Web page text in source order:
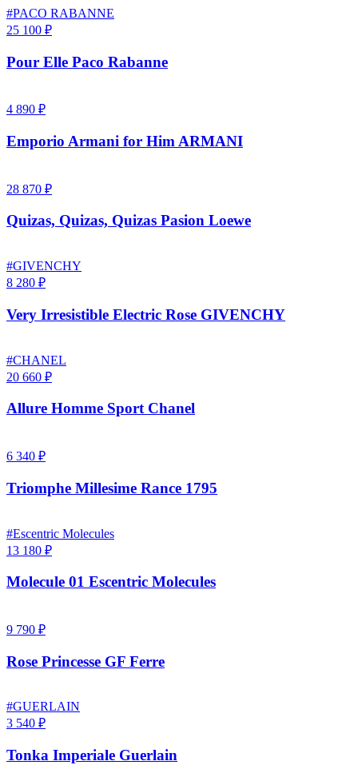
#PACO RABANNE
25 100 ₽
Pour Elle Paco Rabanne
4 890 ₽
Emporio Armani for Him ARMANI
28 870 ₽
Quizas, Quizas, Quizas Pasion Loewe
#GIVENCHY
8 280 ₽
Very Irresistible Electric Rose GIVENCHY
#CHANEL
20 660 ₽
Allure Homme Sport Chanel
6 340 ₽
Triomphe Millesime Rance 1795
#Escentric Molecules
13 180 ₽
Molecule 01 Escentric Molecules
9 790 ₽
Rose Princesse GF Ferre
#GUERLAIN
3 540 ₽
Tonka Imperiale Guerlain